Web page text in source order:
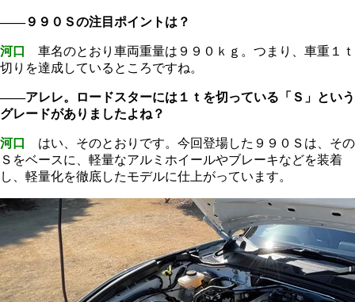
――９９０Ｓの注目ポイントは？
河口
車名のとおり車両重量は９９０ｋｇ。つまり、車重１ｔ
切りを達成しているところですね。
――アレレ。ロードスターには１ｔを切っている「Ｓ」という
グレードがありましたよね？
河口
はい、そのとおりです。今回登場した９９０Ｓは、その
Ｓをベースに、軽量なアルミホイールやブレーキなどを装着
し、軽量化を徹底したモデルに仕上がっています。